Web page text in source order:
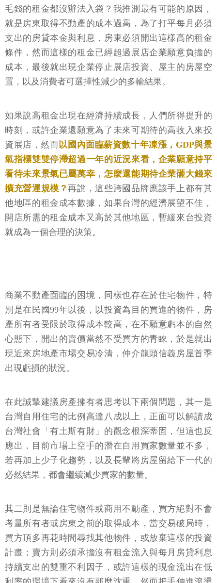
毛錢的租金都沒辦法入袋？我推測最有可能的原因，
就是房東取得不動產的成本過高，為了打平每月必須
支出的房貸本金與利息，房東必須開出這樣高的租金
條件，然而這樣的租金已經超過展店企業願意負擔的
成本，最後就出現企業停止展店投資、屋主的房屋空
置，以及消費者可選擇性減少的多輸結果。
如果說高租金出現在經濟持續成長，人們所得提升的
時刻，或許企業還願意為了未來可期待的高收入來投
資展店，然而以國內面臨薪資數十年凍漲，GDP與景
氣指標雙雙停滯超過一年的近況來看，企業願意持平
看待未來景氣已屬萬幸，怎麼還能期待企業砸大錢來
擴充營運規模？再說，這些跨國品牌應該手上都有其
他地區的租金成本數據，如果台灣的經濟展望不佳，
開店所需的租金成本又高於其他地區，暫緩來台投資
就成為一個合理的決策。
商業不動產面臨的困境，同樣也存在於住宅物件，特
別是在民國99年以後，以投資為目的買進的物件，房
產所有者受限於取得成本較高，在不願意虧本的自然
心態下，開出的賣價當然不受買方的青睞，於是就出
現近來房地產市場交易冷清，仲介龍頭信義房屋首季
出現虧損的狀況。
在此誠摯建議房產擁有者思考以下兩個問題，其一是
台灣自用住宅的比例高達八成以上，正面可以解讀成
台灣社會「有土斯有財」的觀念根深蒂固，但這也反
應出，目前市場上空手的潛在自用買家數量並不多，
若再加上少子化趨勢，以及長輩將房屋留給下一代的
必然結果，都會繼續減少買家的數量。
其二則是無論住宅物件或商用不動產，買方絕對不會
考量所有者或房東之前的取得成本，當交易破局時，
買方頂多再花時間尋找其他物件，或放棄這樣的投資
計畫；賣方則必須承擔沒有租金流入與每月房貸利息
持續支出的雙重不利因子，或許這樣的現金流出在低